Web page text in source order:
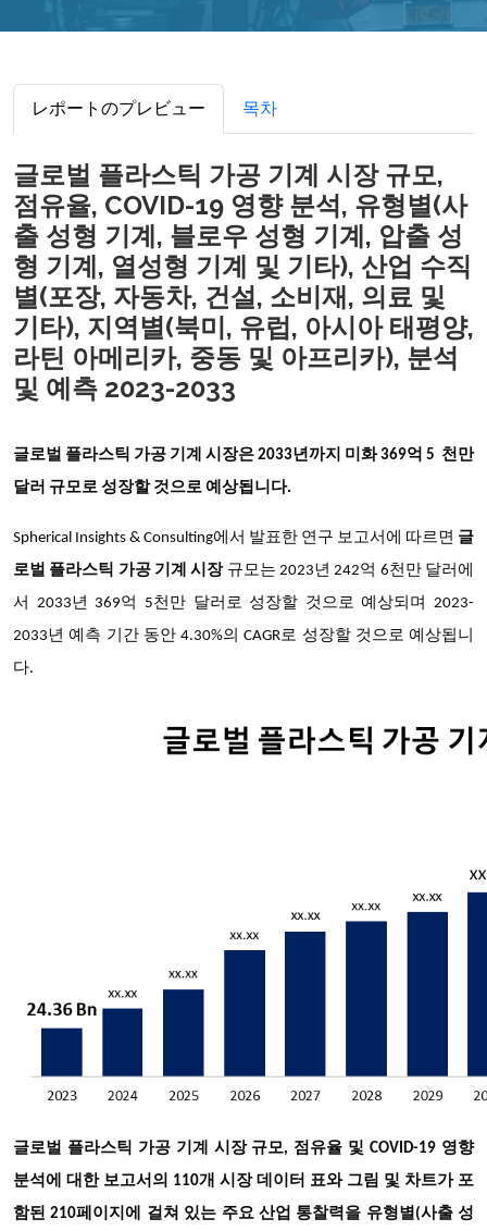
レポートのプレビュー 목차
글로벌 플라스틱 가공 기계 시장 규모,
점유율, COVID-19 영향 분석, 유형별(사
출 성형 기계, 블로우 성형 기계, 압출 성
형 기계, 열성형 기계 및 기타), 산업 수직
별(포장, 자동차, 건설, 소비재, 의료 및
기타), 지역별(북미, 유럽, 아시아 태평양,
라틴 아메리카, 중동 및 아프리카), 분석
및 예측 2023-2033
글로벌 플라스틱 가공 기계 시장은 2033년까지 미화 369억 5 천만
달러 규모로 성장할 것으로 예상됩니다.
Spherical Insights & Consulting에서 발표한 연구 보고서에 따르면 글
로벌 플라스틱 가공 기계 시장규모는 2023년 242억 6천만 달러에
서 2033년 369억 5천만 달러로 성장할 것으로 예상되며 2023-
2033년 예측 기간 동안 4.30%의 CAGR로 성장할 것으로 예상됩니
다.
글로벌 플라스틱 가공 기계 시장 규모, 점유율 및 COVID-19 영향
분석에 대한 보고서의 110개 시장 데이터 표와 그림 및 차트가 포
함된 210페이지에 걸쳐 있는 주요 산업 통찰력을 유형별(사출 성